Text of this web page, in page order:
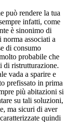
può rendere la tua
infatti, come
è sinonimo di
associati a
di consumo
probabile che
di ristrutturazione.
vada a sparire e
prefissato in prima
più abitazioni si
su tali soluzioni,
ma sicuri di aver
quindi